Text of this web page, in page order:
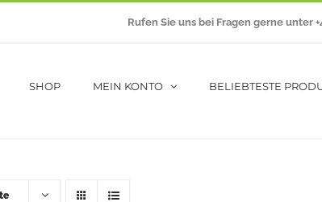
Rufen Sie uns bei Fragen gerne unter
SHOP MEIN KONTO BELIEBTESTE